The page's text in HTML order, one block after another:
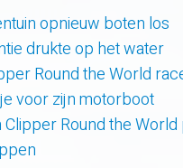
opnieuw boten los
drukte op het water
Round the World
voor zijn motorboot
Round the World